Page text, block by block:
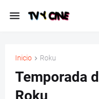
Inicio Roku
Temporada